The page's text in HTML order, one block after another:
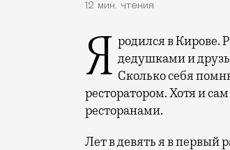
12 мин. чтения
Я родился в Кирове. Родители много путешествовали, и я вырос с бабушками- дедушками и
Сколько себя
ресторатором. Хотя и
ресторанами.
Лет в девять я в первый